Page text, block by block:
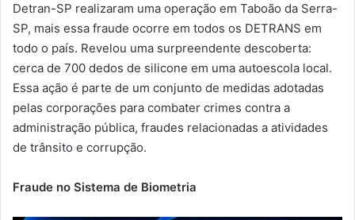
Detran-SP realizaram uma operação em Taboão da Serra-
SP, mais essa fraude ocorre em todos os DETRANS em
todo o país. Revelou uma surpreendente descoberta:
cerca de 700 dedos de silicone em uma autoescola local.
Essa ação é parte de um conjunto de medidas adotadas
pelas corporações para combater crimes contra a
administração pública, fraudes relacionadas a atividades
de trânsito e corrupção.
Fraude no Sistema de Biometria